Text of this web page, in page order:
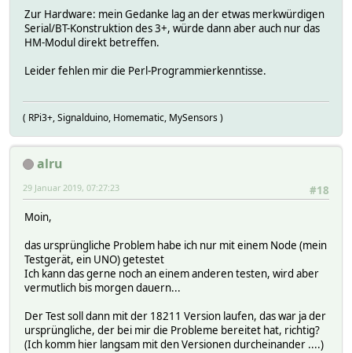
Zur Hardware: mein Gedanke lag an der etwas merkwürdigen
Serial/BT-Konstruktion des 3+, würde dann aber auch nur das
HM-Modul direkt betreffen.
Leider fehlen mir die Perl-Programmierkenntisse.
( RPi3+, Signalduino, Homematic, MySensors )
alru
#18
29 Januar 2019, 07:27:23
Moin,
das ursprüngliche Problem habe ich nur mit einem Node (mein
Testgerät, ein UNO) getestet
Ich kann das gerne noch an einem anderen testen, wird aber
vermutlich bis morgen dauern...
Der Test soll dann mit der 18211 Version laufen, das war ja der
ursprüngliche, der bei mir die Probleme bereitet hat, richtig?
(Ich komm hier langsam mit den Versionen durcheinander ....)